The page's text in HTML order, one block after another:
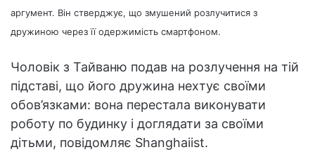
аргумент. Він стверджує, що змушений розлучитися з
дружиною через її одержимість смартфоном.
Чоловік з Тайваню подав на розлучення на тій
підставі, що його дружина нехтує своїми
обов’язками: вона перестала виконувати
роботу по будинку і доглядати за своїми
дітьми, повідомляє Shanghaiist.